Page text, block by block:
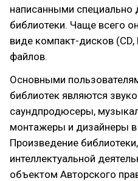
написанными специально
библиотеки. Чаще всего
виде компакт-дисков
файлов.
Основными
библиотек являются
саундпродюсеры,
монтажеры и дизайнеры
Произведение
интеллектуальной
объектом Авторского